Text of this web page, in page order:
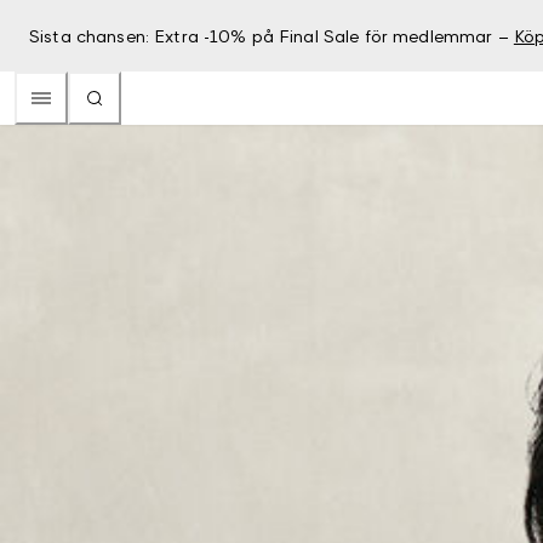
Sista chansen: Extra -10% på Final Sale för medlemmar –